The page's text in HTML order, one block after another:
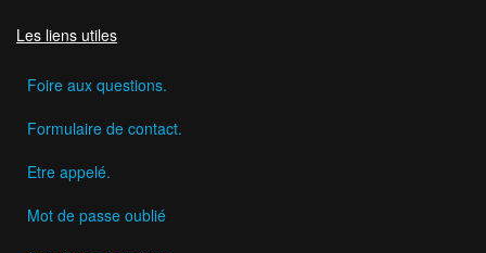
Les liens utiles
Foire aux questions.
Formulaire de contact.
Etre appelé.
Mot de passe oublié